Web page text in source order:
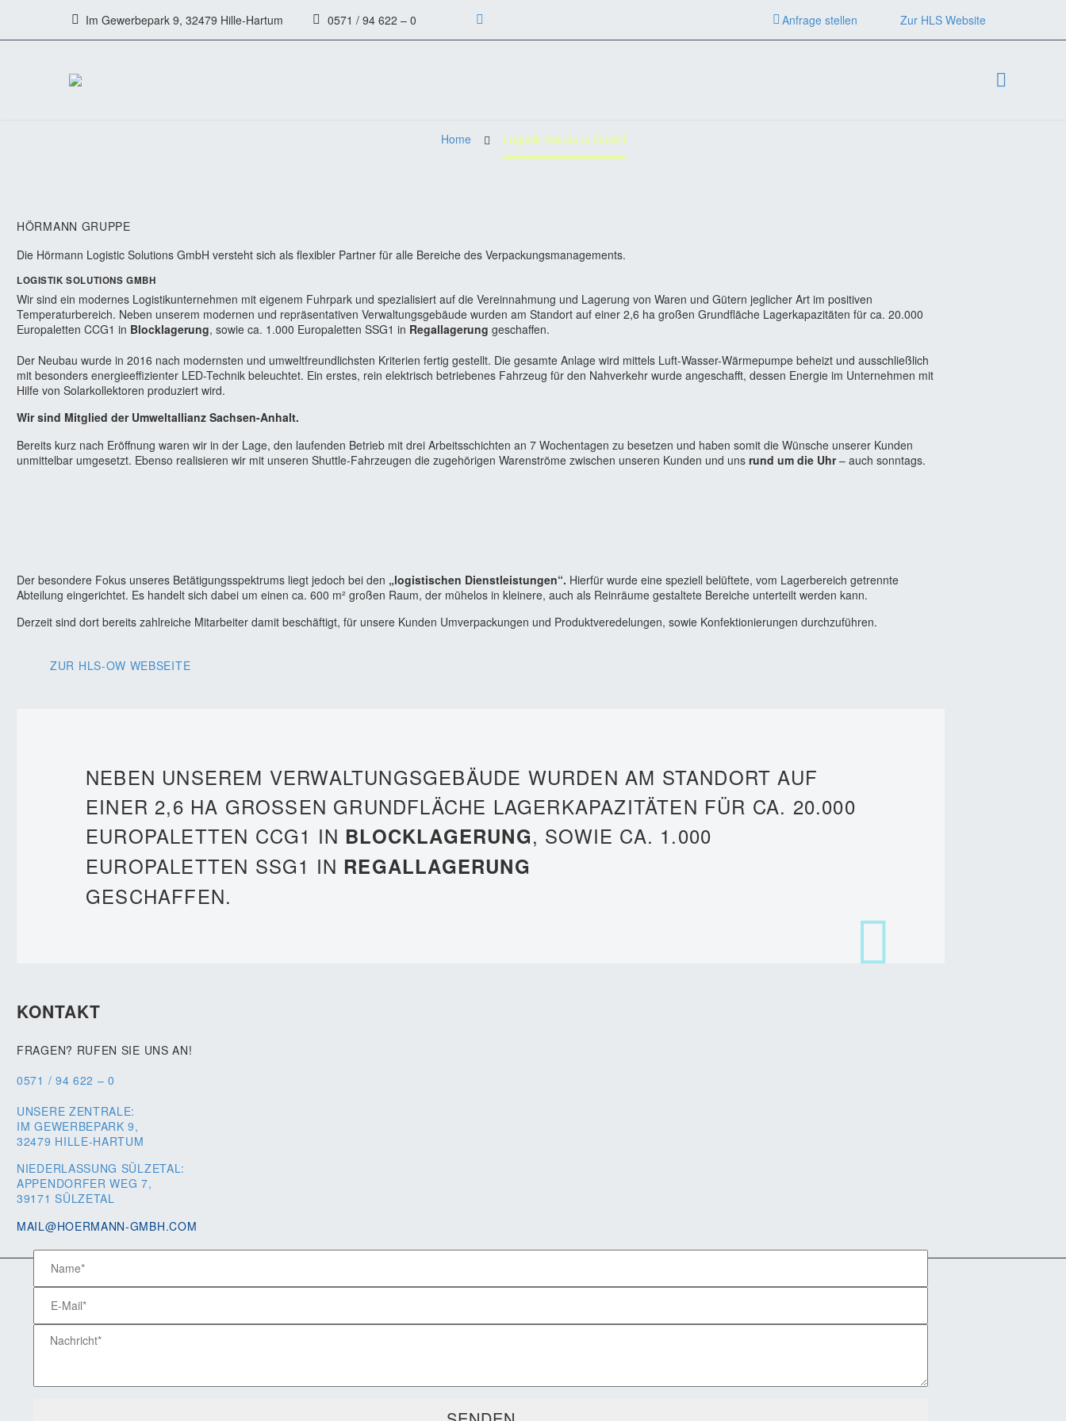
Im Gewerbepark 9, 32479 Hille-Hartum 0571 / 94 622 – 0 Anfrage stellen Zur HLS Website
Home Logistik Solutions GmbH
HÖRMANN GRUPPE
Die Hörmann Logistic Solutions GmbH versteht sich als flexibler Partner für alle Bereiche des Verpackungsmanagements.
LOGISTIK SOLUTIONS GMBH
Wir sind ein modernes Logistikunternehmen mit eigenem Fuhrpark und spezialisiert auf die Vereinnahmung und Lagerung von Waren und Gütern jeglicher Art im positiven
Temperaturbereich. Neben unserem modernen und repräsentativen Verwaltungsgebäude wurden am Standort auf einer 2,6 ha großen Grundfläche Lagerkapazitäten für ca. 20.000
Europaletten CCG1 in Blocklagerung, sowie ca. 1.000 Europaletten SSG1 in Regallagerung geschaffen.
Der Neubau wurde in 2016 nach modernsten und umweltfreundlichsten Kriterien fertig gestellt. Die gesamte Anlage wird mittels Luft-Wasser-Wärmepumpe beheizt und ausschließlich
mit besonders energieeffizienter LED-Technik beleuchtet. Ein erstes, rein elektrisch betriebenes Fahrzeug für den Nahverkehr wurde angeschafft, dessen Energie im Unternehmen mit
Hilfe von Solarkollektoren produziert wird.
Wir sind Mitglied der Umweltallianz Sachsen-Anhalt.
Bereits kurz nach Eröffnung waren wir in der Lage, den laufenden Betrieb mit drei Arbeitsschichten an 7 Wochentagen zu besetzen und haben somit die Wünsche unserer Kunden
unmittelbar umgesetzt. Ebenso realisieren wir mit unseren Shuttle-Fahrzeugen die zugehörigen Warenströme zwischen unseren Kunden und uns rund um die Uhr– auch sonntags.
Der besondere Fokus unseres Betätigungsspektrums liegt jedoch bei den „logistischen Dienstleistungen“. Hierfür wurde eine speziell belüftete, vom Lagerbereich getrennte
Abteilung eingerichtet. Es handelt sich dabei um einen ca. 600 m² großen Raum, der mühelos in kleinere, auch als Reinräume gestaltete Bereiche unterteilt werden kann.
Derzeit sind dort bereits zahlreiche Mitarbeiter damit beschäftigt, für unsere Kunden Umverpackungen und Produktveredelungen, sowie Konfektionierungen durchzuführen.
ZUR HLS-OW WEBSEITE
NEBEN UNSEREM VERWALTUNGSGEBÄUDE WURDEN AM STANDORT AUF
EINER 2,6 HA GROSSEN GRUNDFLÄCHE LAGERKAPAZITÄTEN FÜR CA. 20.000 E
UROPALETTEN CCG1 IN BLOCKLAGERUNG, SOWIE CA. 1.000
EUROPALETTEN SSG1 IN REGALLAGERUNG
GESCHAFFEN.
KONTAKT
FRAGEN? RUFEN SIE UNS AN!
0571 / 94 622 – 0
UNSERE ZENTRALE:
IM GEWERBEPARK 9,
32479 HILLE-HARTUM
NIEDERLASSUNG SÜLZETAL:
APPENDORFER WEG 7,
39171 SÜLZETAL
MAIL@HOERMANN-GMBH.COM